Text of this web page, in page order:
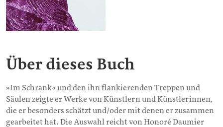
Über dieses Buch
»Im Schrank« und den ihn flankierenden Treppen und
Säulen zeigte er Werke von Künstlern und Künstlerinnen,
die er besonders schätzt und/oder mit denen er zusammen
gearbeitet hat. Die Auswahl reicht von Honoré Daumier